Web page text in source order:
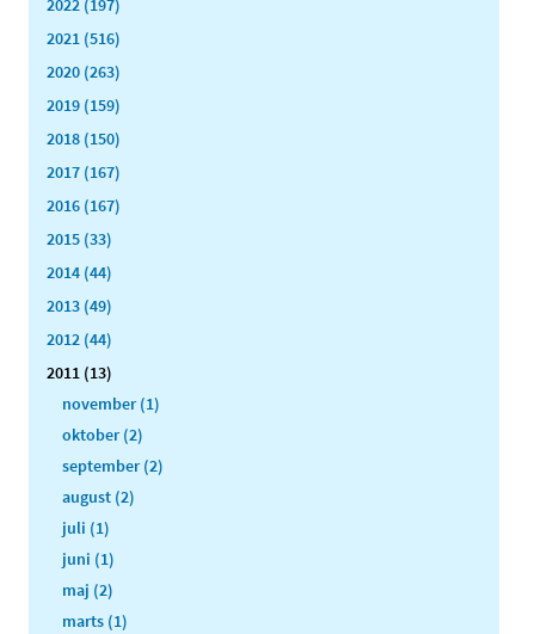
2022 (197)
2021 (516)
2020 (263)
2019 (159)
2018 (150)
2017 (167)
2016 (167)
2015 (33)
2014 (44)
2013 (49)
2012 (44)
2011 (13)
november (1)
oktober (2)
september (2)
august (2)
juli (1)
juni (1)
maj (2)
marts (1)